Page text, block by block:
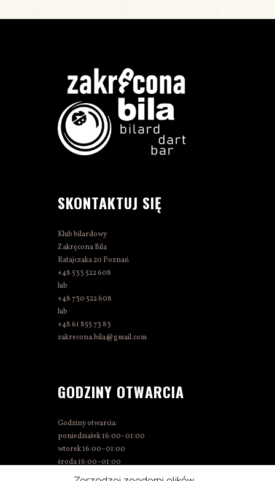
SKONTAKTUJ SIĘ
Klub bilardowy
Zakręcona Bila
Ratajczaka 20 Poznań
+48 533 522 608
lub
+48 730 522 608
lub
+48 61 855 73 83
zakrecona.bila@gmail.com
GODZINY OTWARCIA
Godziny otwarcia:
poniedziałek 16:00–01:00
wtorek 16:00–01:00
środa 16:00–01:00
czwartek 15:00–01:00